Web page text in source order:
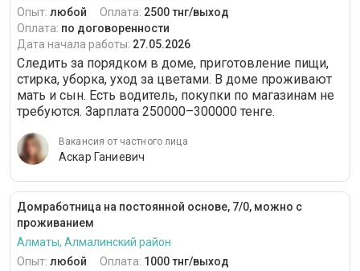
Опыт: любой Оплата: 2500 тнг/выход
Оплата: по договоренности
Дата начала работы: 27.05.2026
Следить за порядком в доме, приготовление пищи,
стирка, уборка, уход за цветами. В доме проживают
мать и сын. Есть водитель, покупки по магазинам не
требуются. Зарплата 250000–300000 тенге.
Вакансия от частного лица
Аскар Ганиевич
Домработница на постоянной основе, 7/0, можно с
проживанием
Алматы, Алмалинский район
Опыт: любой Оплата: 1000 тнг/выход